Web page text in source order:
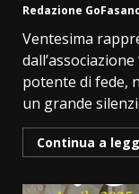
Redazione
Ventesima
potente di fede,
un grande
Continua a